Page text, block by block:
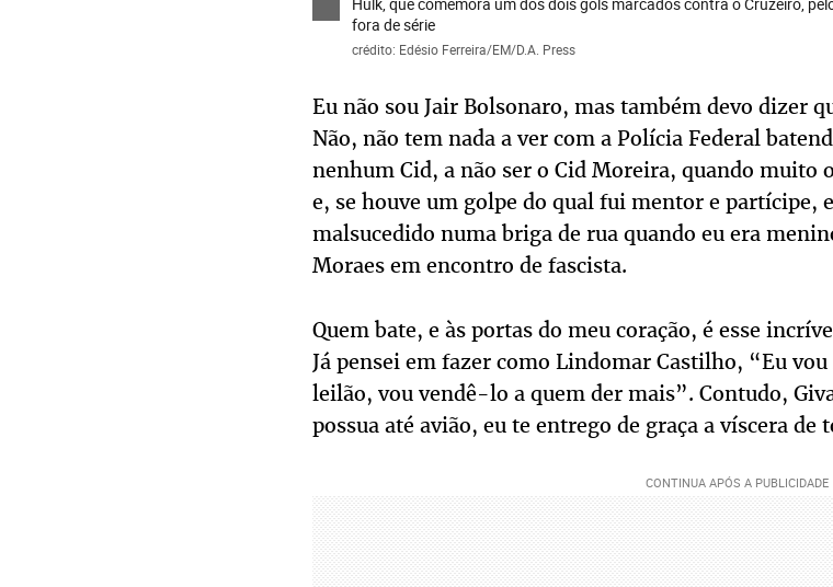
Hulk, que comemora um dos dois gols marcados contra o Cruzeiro,
fora de série
crédito: Edésio Ferreira/EM/D.A. Press
Eu não sou Jair Bolsonaro, mas também devo dizer
Não, não tem nada a ver com a Polícia Federal
nenhum Cid, a não ser o Cid Moreira, quando muito
e, se houve um golpe do qual fui mentor e partícipe,
malsucedido numa briga de rua quando eu era
Moraes em encontro de fascista.
Quem bate, e às portas do meu coração, é esse
Já pensei em fazer como Lindomar Castilho, “Eu
leilão, vou vendê-lo a quem der mais”. Contudo,
possua até avião, eu te entrego de graça a víscera de